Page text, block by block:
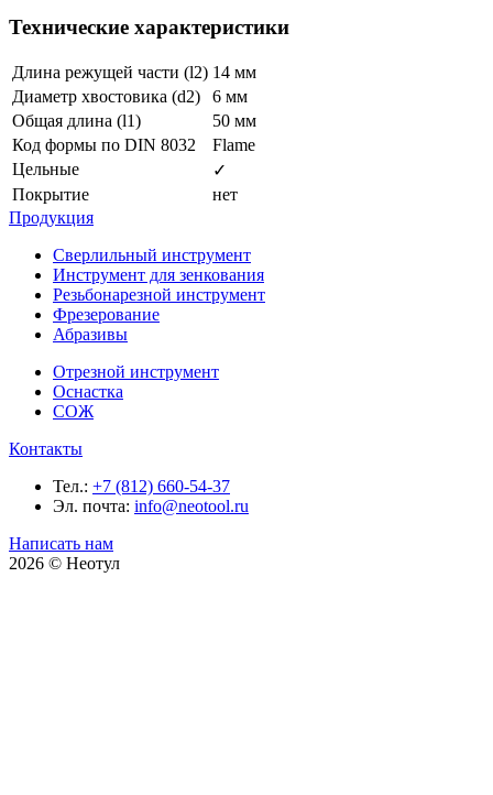
Технические характеристики
Длина режущей части (l2) 14 мм
Диаметр хвостовика (d2)
6 мм
Общая длина (l1)
50 мм
Код формы по DIN 8032
Flame
Цельные
✓
Покрытие
нет
Продукция
Сверлильный инструмент
Инструмент для зенкования
Резьбонарезной инструмент
Фрезерование
Абразивы
Отрезной инструмент
Оснастка
СОЖ
Контакты
Тел.: +7 (812) 660-54-37
Эл. почта: info@neotool.ru
Написать нам
2026 © Неотул